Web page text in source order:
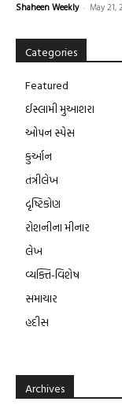
Shaheen Weekly - May 21,
Categories
Featured
ઈસ્લામી મુઆશરા
ઓપન સ્પેસ
કુર્આન
તંત્રીલેખ
દૃષ્ટિકોણ
રોશનીના મીનાર
લેખ
વ્યક્તિ-વિશેષ
સમાચાર
હદીસ
Archives